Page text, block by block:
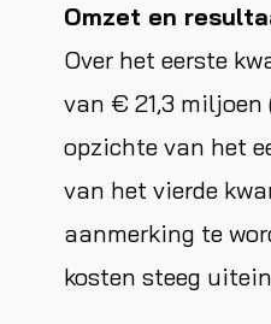
Omzet en
Over het eerste
van € 21,3 miljoen
opzichte van het
van het vierde
aanmerking te
kosten steeg